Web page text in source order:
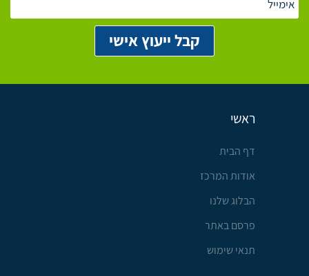
ראשי
דף הבית
אודות המרכז
הבלוג שלנו
פרסם באתר
תנאי שימוש